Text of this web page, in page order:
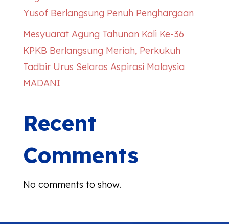
Yusof Berlangsung Penuh Penghargaan
Mesyuarat Agung Tahunan Kali Ke-36
KPKB Berlangsung Meriah, Perkukuh
Tadbir Urus Selaras Aspirasi Malaysia
MADANI
Recent
Comments
No comments to show.